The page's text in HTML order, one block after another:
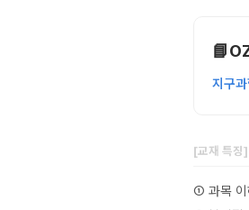
지구
[교재 특징
① 과목 이